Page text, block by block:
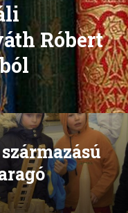
Róbert